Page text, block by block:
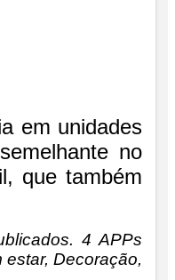
em unidades
no
que também
4 APPs
Decoração,